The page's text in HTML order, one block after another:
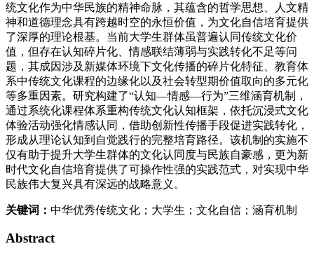
统文化作为中华民族的精神命脉，其蕴含的哲学思想、人文精
神和道德理念具有跨越时空的永恒价值，为文化自信培育提供
了深厚的理论根基。当前大学生群体虽普遍认同传统文化价
值，但存在认知碎片化、情感联结薄弱与实践转化不足等问
题，其成因涉及新媒体环境下文化传播的碎片化特征、教育体
系中传统文化课程的边缘化以及社会转型期价值取向的多元化
等多重因素。研究构建了“认知—情感—行为”三维涵育机制，
通过系统化课程体系重构传统文化认知框架，依托沉浸式文化
体验活动强化情感认同，借助创新性传播手段促进实践转化，
形成从理论认知到自觉践行的完整培育路径。该机制的实施不
仅有助于提升大学生群体的文化认同度与民族自豪感，更为新
时代文化自信培育提供了可操作性强的实践范式，对实现中华
民族伟大复兴具有深远的战略意义。
关键词： 中华优秀传统文化；大学生；文化自信；涵育机制
Abstract